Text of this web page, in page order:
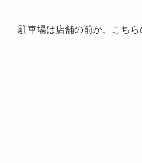
駐車場は店舗の前か、こちら